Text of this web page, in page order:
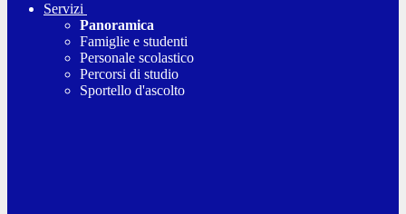
Servizi
Panoramica
Famiglie e studenti
Personale scolastico
Percorsi di studio
Sportello d'ascolto